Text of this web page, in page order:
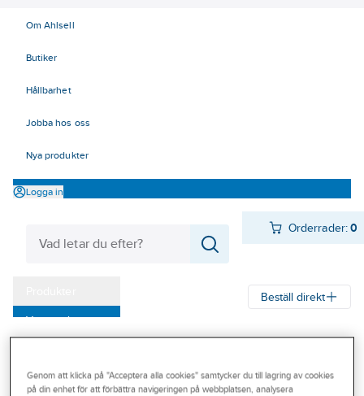
Om Ahlsell
Butiker
Hållbarhet
Jobba hos oss
Nya produkter
Logga in
Orderrader:0
Varumärken
Outlet
Beställ direkt
Genom att klicka på "Acceptera alla cookies" samtycker du till lagring av cookies
på din enhet för att förbättra navigeringen på webbplatsen, analysera